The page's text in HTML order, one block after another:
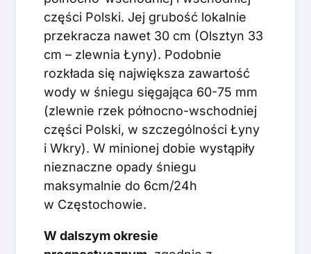
części Polski. Jej grubość lokalnie
przekracza nawet 30 cm (Olsztyn 33
cm – zlewnia Łyny). Podobnie
rozkłada się największa zawartość
wody w śniegu sięgająca 60-75 mm
(zlewnie rzek północno-wschodniej
części Polski, w szczególności Łyny
i Wkry). W minionej dobie wystąpiły
nieznaczne opady śniegu
maksymalnie do 6cm/24h
w Częstochowie.
W dalszym okresie